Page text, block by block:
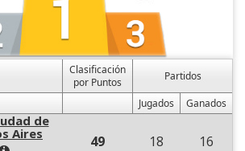
Clasificación
por Puntos
Partidos
Jugados
Ganados
de
Aires
49 18 16